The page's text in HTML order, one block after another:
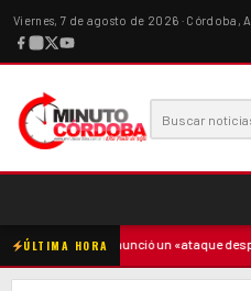
Viernes, 7 de agosto de 2026 · Córdoba,
ÚLTIMA HORA
· Milei denunció un «ataque